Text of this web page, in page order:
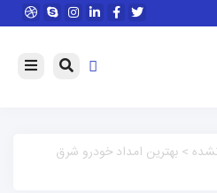
> بهترین امداد خودرو شرق